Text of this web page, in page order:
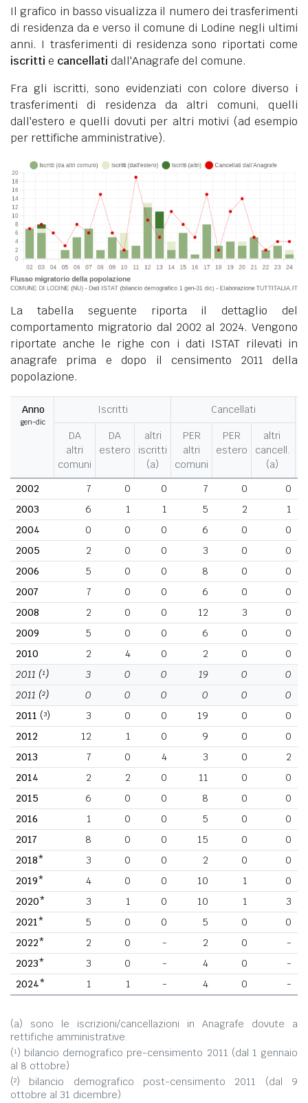
Il grafico in basso visualizza il numero dei trasferimenti
di residenza da e verso il comune di Lodine negli ultimi
anni. I trasferimenti di residenza sono riportati come
iscritti e cancellati dall'Anagrafe del comune.
Fra gli iscritti, sono evidenziati con colore diverso i
trasferimenti di residenza da altri comuni, quelli
dall'estero e quelli dovuti per altri motivi (ad esempio
per rettifiche amministrative).
La tabella seguente riporta il dettaglio del
comportamento migratorio dal 2002 al 2024. Vengono
riportate anche le righe con i dati ISTAT rilevati in
anagrafe prima e dopo il censimento 2011 della
popolazione.
Anno
gen-dic
Iscritti
Cancellati
DA
altri
comuni
DA
estero
altri
iscritti
(a)
PER
altri
comuni
PER
estero
altri
cancell.
(a)
2002
7 0 0 7 0
0
2003
6 1 1 5 2
1
2004
0 0 0 6 0
0
2005
2 0 0 3 0
0
2006
5 0 0 8 0
0
2007
7 0 0 6 0
0
2008
2 0 0 12 3
0
2009
5 0 0 6 0
0
2010
2 4 0 2 0
0
2011 (¹) 3 0 0 19 0
0
2011 (²) 0 0 0 0 0
0
2011 (³) 3 0 0 19 0
0
2012
12 1 0 9 0
0
2013
7 0 4 3 0
2
2014
2 2 0 11 0
0
2015
6 0 0 8 0
0
2016
1 0 0 5 0
0
2017
8 0 0 15 0
0
2018*
3 0 0 2 0
0
2019*
4 0 0 10 1
0
2020*
3 1 0 10 1
3
2021*
5 0 0 5 0
0
2022*
2 0 - 2 0
-
2023*
3 0 - 4 0
-
2024*
1 1 - 4 0 -
(a) sono le iscrizioni/cancellazioni in Anagrafe dovute a
rettifiche amministrative.
(¹) bilancio demografico pre-censimento 2011 (dal 1 gennaio
al 8 ottobre)
(²) bilancio demografico post-censimento 2011 (dal 9
ottobre al 31 dicembre)